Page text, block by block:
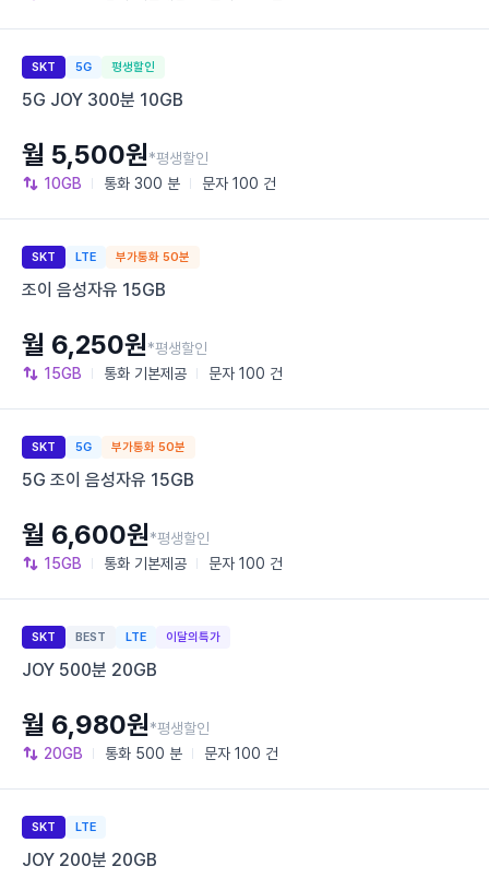
SKT 5G 평생할인
5G JOY 300분 10GB
10GB 통화 300 분 문자 100 건
월 5,500원*평생할인
SKT LTE 부가통화 50분
조이 음성자유 15GB
15GB 통화 기본제공 문자 100 건
월 6,250원*평생할인
SKT 5G 부가통화 50분
5G 조이 음성자유 15GB
15GB 통화 기본제공 문자 100 건
월 6,600원*평생할인
SKT BEST LTE 이달의특가
JOY 500분 20GB
20GB 통화 500 분 문자 100 건
월 6,980원*평생할인
SKT LTE
JOY 200분 20GB